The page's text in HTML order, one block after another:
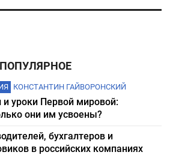
КОНСТАНТИН ГАЙВОРОНСКИЙ
и уроки Первой мировой:
они им усвоены?
бухгалтеров и
в российских компаниях